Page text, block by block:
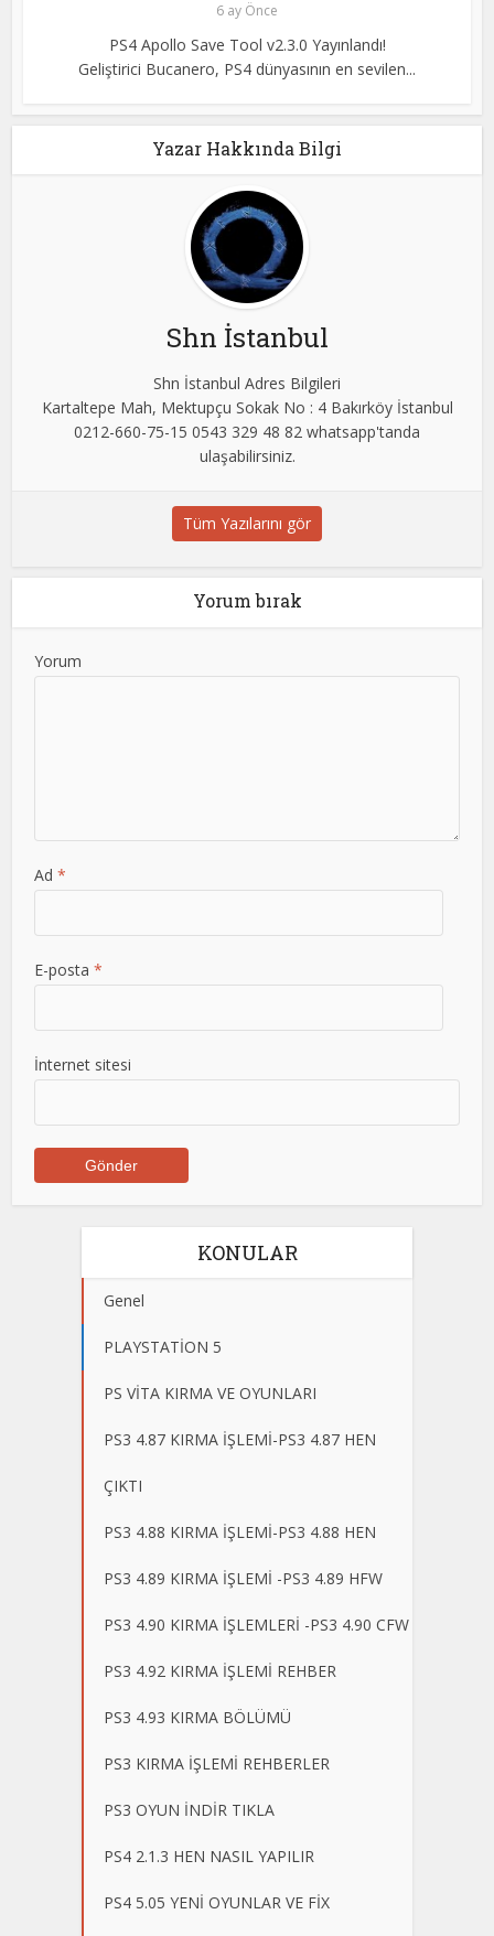
6 ay Önce
PS4 Apollo Save Tool v2.3.0 Yayınlandı!
Geliştirici Bucanero, PS4 dünyasının en sevilen...
Yazar Hakkında Bilgi
Shn İstanbul
Shn İstanbul Adres Bilgileri
Kartaltepe Mah, Mektupçu Sokak No : 4 Bakırköy İstanbul
0212-660-75-15 0543 329 48 82 whatsapp'tanda
ulaşabilirsiniz.
Tüm Yazılarını gör
Yorum bırak
Yorum
Ad*
E-posta*
İnternet sitesi
KONULAR
Genel
PLAYSTATİON 5
PS VİTA KIRMA VE OYUNLARI
PS3 4.87 KIRMA İŞLEMİ-PS3 4.87 HEN
ÇIKTI
PS3 4.88 KIRMA İŞLEMİ-PS3 4.88 HEN
PS3 4.89 KIRMA İŞLEMİ -PS3 4.89 HFW
PS3 4.90 KIRMA İŞLEMLERİ -PS3 4.90 CFW
PS3 4.92 KIRMA İŞLEMİ REHBER
PS3 4.93 KIRMA BÖLÜMÜ
PS3 KIRMA İŞLEMİ REHBERLER
PS3 OYUN İNDİR TIKLA
PS4 2.1.3 HEN NASIL YAPILIR
PS4 5.05 YENİ OYUNLAR VE FİX